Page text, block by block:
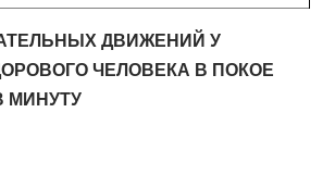
ДВИЖЕНИЙ У
ЧЕЛОВЕКА В ПОКОЕ
МИНУТУ